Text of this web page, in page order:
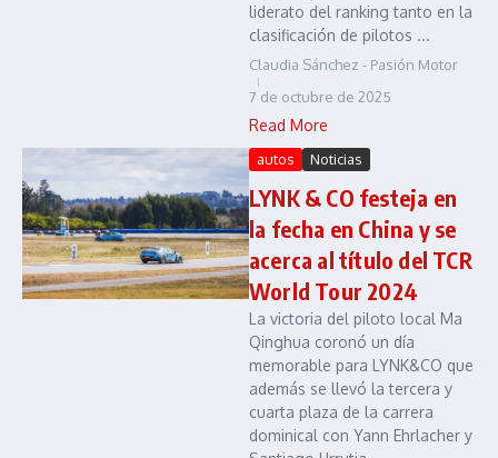
liderato del ranking tanto en la
clasificación de pilotos ...
Claudia Sánchez - Pasión Motor
7 de octubre de 2025
Read More
autos Noticias
LYNK & CO festeja en
la fecha en China y se
acerca al título del TCR
World Tour 2024
La victoria del piloto local Ma
Qinghua coronó un día
memorable para LYNK&CO que
además se llevó la tercera y
cuarta plaza de la carrera
dominical con Yann Ehrlacher y